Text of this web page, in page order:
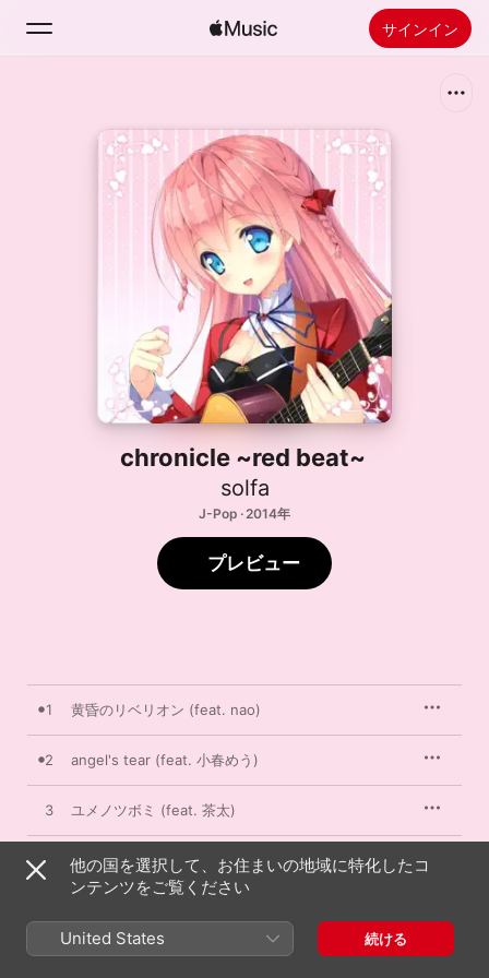
サインイン
新着おすすめ
Apple Musicをインストール
chronicle ~red beat~
solfa
J-Pop · 2014年
プレビュー
1 黄昏のリベリオン (feat. nao)
2 angel's tear (feat. 小春めう)
3 ユメノツボミ (feat. 茶太)
4 光の行方 (feat. iyuna)
6 運命の鍵 (feat. 悠季)
他の国を選択して、お住まいの地域に特化したコ
ンテンツをご覧ください
United States 続ける